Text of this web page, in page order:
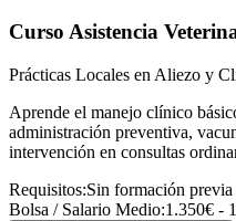
Curso Asistencia
Prácticas Locales en Aliezo y
Aprende el manejo clínico
administración preventiva,
intervención en consultas
Requisitos:Sin formación previa
Bolsa / Salario Medio:1.350€ -